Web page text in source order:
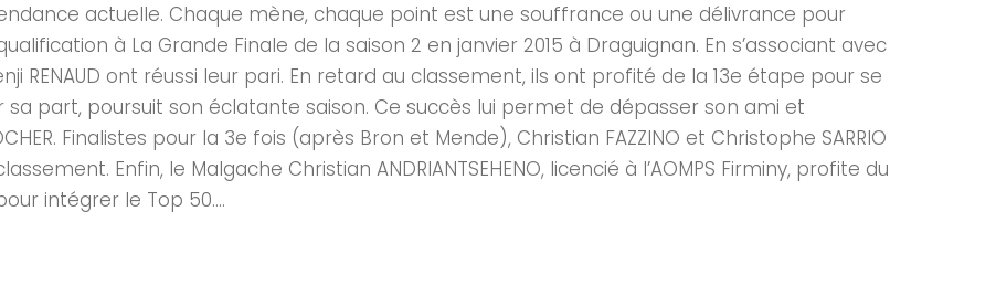
actuelle. Chaque mène, chaque point est une souffrance ou une délivrance pour
à La Grande Finale de la saison 2 en janvier 2015 à Draguignan. En s’associant avec
RENAUD ont réussi leur pari. En retard au classement, ils ont profité de la 13e étape pour se
sa part, poursuit son éclatante saison. Ce succès lui permet de dépasser son ami et
Finalistes pour la 3e fois (après Bron et Mende), Christian FAZZINO et Christophe SARRIO
Enfin, le Malgache Christian ANDRIANTSEHENO, licencié à l’AOMPS Firminy, profite du
intégrer le Top 50....